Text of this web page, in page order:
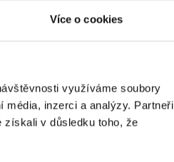
Více o cookies
využíváme soubory
inzerci a analýzy. Partneři
získali v důsledku toho, že